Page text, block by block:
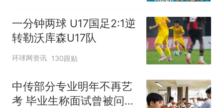
一分钟两球 U17国足2:1逆
转勒沃库森U17队
环球网资讯 130跟贴
中传部分专业明年不再艺
考 毕业生称面试曾被问